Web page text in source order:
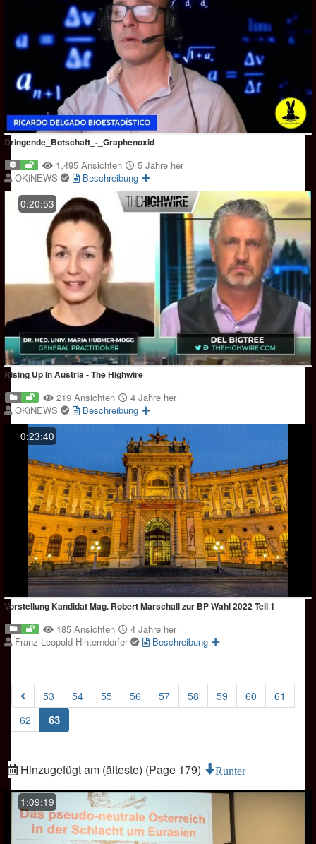
Dringende_Botschaft_-_Graphenoxid
1,495 Ansichten
5 Jahre her
OKiNEWS
Beschreibung
0:20:53
Rising Up In Austria - The Highwire
219 Ansichten
4 Jahre her
OKiNEWS
Beschreibung
0:23:40
Vorstellung Kandidat Mag. Robert Marschall zur BP Wahl 2022 Teil 1
185 Ansichten
4 Jahre her
Franz Leopold Hinterndorfer
Beschreibung
53 54 55 56 57 58 59 60
61
62
63(current)
Hinzugefügt am (älteste) (Page 179) Runter
1:09:19